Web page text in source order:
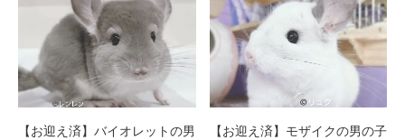
【お迎え済】バイオレットの男
【お迎え済】モザイクの男の子